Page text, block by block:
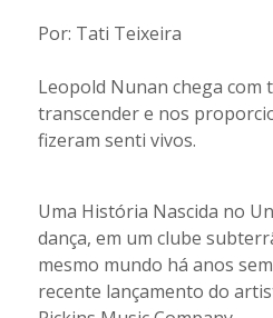
Por: Tati Teixeira
Leopold Nunan chega com
transcender e nos
fizeram senti vivos.
Uma História Nascida no
dança, em um clube
mesmo mundo há anos
recente lançamento do